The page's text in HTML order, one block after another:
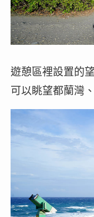
遊憩區裡設置的
可以眺望都蘭灣